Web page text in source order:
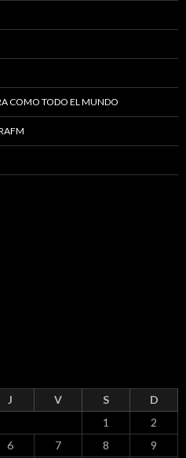
COMO TODO EL MUNDO
J V S
D
1
2
6 7 8 9